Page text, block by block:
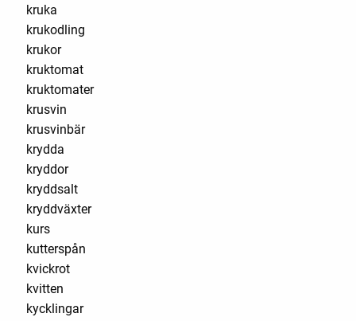
kruka
krukodling
krukor
kruktomat
kruktomater
krusvin
krusvinbär
krydda
kryddor
kryddsalt
kryddväxter
kurs
kutterspån
kvickrot
kvitten
kycklingar